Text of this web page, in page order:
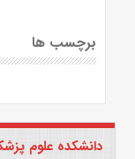
برچسب ها
دانشکده علوم